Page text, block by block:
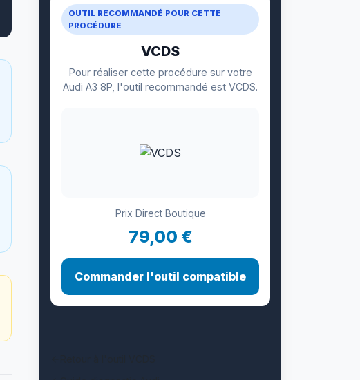
OUTIL RECOMMANDÉ POUR CETTE
PROCÉDURE
VCDS
Pour réaliser cette procédure sur votre
Audi A3 8P, l'outil recommandé est VCDS.
Prix Direct Boutique
79,00 €
Commander l'outil compatible